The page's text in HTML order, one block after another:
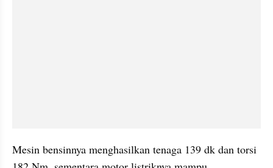
Mesin bensinnya menghasilkan tenaga 139 dk dan torsi